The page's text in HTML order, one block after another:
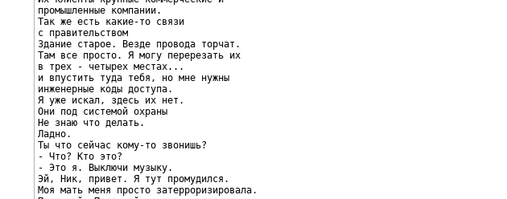
промышленные компании.
Так же есть какие-то связи
с правительством
Здание старое. Везде провода торчат.
Там все просто. Я могу перерезать их
в трех - четырех местах...
и впустить туда тебя, но мне нужны
инженерные коды доступа.
Я уже искал, здесь их нет.
Они под системой охраны
Не знаю что делать.
Ладно.
Ты что сейчас кому-то звонишь?
- Что? Кто это?
- Это я. Выключи музыку.
Эй, Ник, привет. Я тут промудился.
Моя мать меня просто затерроризировала.